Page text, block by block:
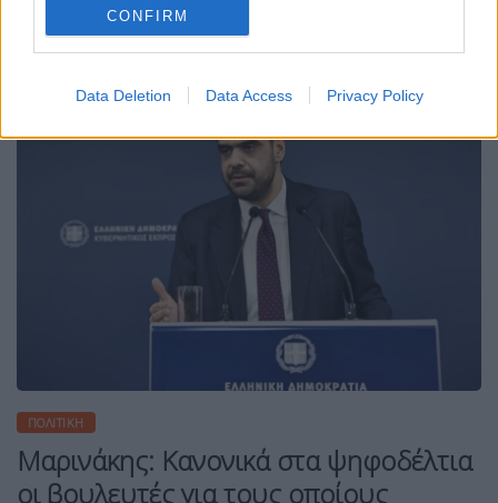
CONFIRM
Data Deletion Data Access Privacy Policy
ΠΕΡΙΣΣΌΤΕΡΑ ...
ΠΟΛΙΤΙΚΉ
Μαρινάκης: Κανονικά στα ψηφοδέλτια
οι βουλευτές για τους οποίους